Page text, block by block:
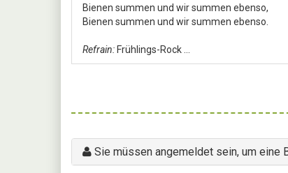
Bienen summen und wir summen ebenso,
Bienen summen und wir summen ebenso.
Refrain: Frühlings-Rock ...
Sie müssen angemeldet sein, um eine